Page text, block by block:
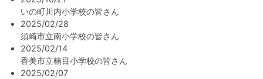
いの町川内小学校の皆さん
2025/02/28
須崎市立南小学校の皆さん
2025/02/14
香美市立楠目小学校の皆さん
2025/02/07